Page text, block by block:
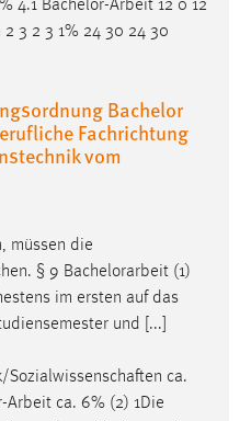
Bachelorarbeit10
Programme Structure
3 2 3 1% 24 30 24 30
Bachelor
Fachrichtung
vom
müssen die
§ 9
im ersten auf das
und [...]